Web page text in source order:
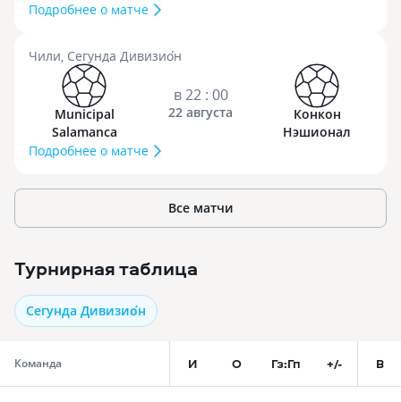
Подробнее о матче
Чили, Сегунда Дивизио́н
Municipal
Salamanca
в 22 : 00
22 августа
Конкон
Нэшионал
Подробнее о матче
Все матчи
Турнирная таблица
Сегунда Дивизио́н
Команда И О Гз:Гп +/- В